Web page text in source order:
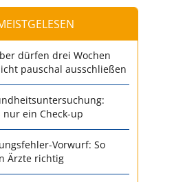
dürfen drei Wochen
pauschal ausschließen
nur ein Check-up
Vorwurf: So
Ärzte richtig